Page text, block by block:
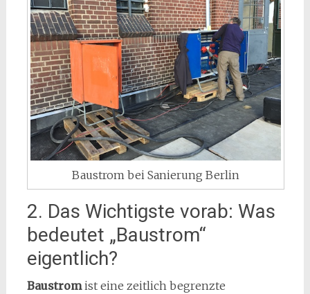
Baustrom bei Sanierung Berlin
2. Das Wichtigste vorab: Was
bedeutet „Baustrom“
eigentlich?
Baustromist eine zeitlich begrenzte